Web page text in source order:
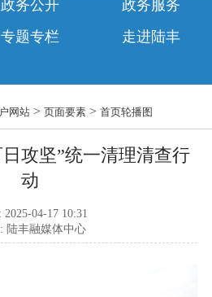
政务公开
政务服务
专题专栏
走进陆丰
网站> 页面要素> 首页轮播图
攻坚”统一清理清查行
动
2025-04-17 10:31
陆丰融媒体中心